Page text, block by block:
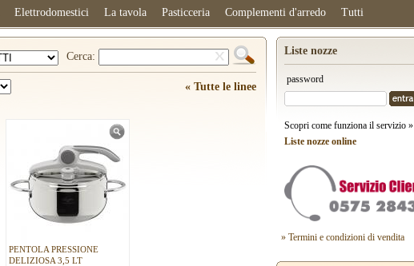
Elettrodomestici La tavola Pasticceria Complementi d'arredo Tutti
Cerca:
« Tutte le linee
PENTOLA PRESSIONE
DELIZIOSA 3,5 LT
Liste nozze
password
Scopri come funziona il servizio »
Liste nozze online
» Termini e condizioni di vendita